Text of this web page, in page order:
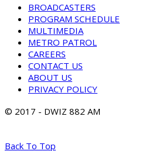
BROADCASTERS
PROGRAM SCHEDULE
MULTIMEDIA
METRO PATROL
CAREERS
CONTACT US
ABOUT US
PRIVACY POLICY
© 2017 - DWIZ 882 AM
Back To Top